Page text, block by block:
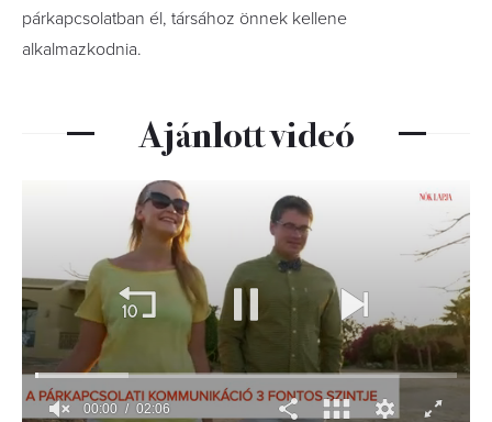
párkapcsolatban él, társához önnek kellene
alkalmazkodnia.
Ajánlott videó
00:01 02:06